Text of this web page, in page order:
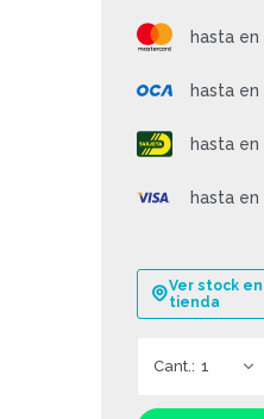
hasta en
hasta en
hasta en
hasta en
Ver stock en
tienda
1